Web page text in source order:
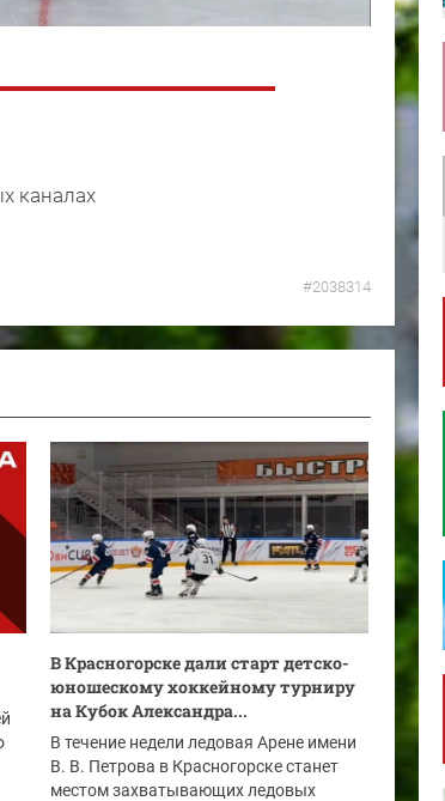
каналах
#2038314
В Красногорске дали старт детско-
юношескому хоккейному турниру
на Кубок Александра...
В течение недели ледовая Арене имени
В. В. Петрова в Красногорске станет
местом захватывающих ледовых